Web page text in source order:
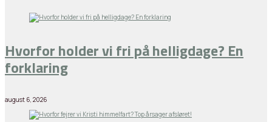
Hvorfor holder vi fri på helligdage? En
forklaring
august 6, 2026